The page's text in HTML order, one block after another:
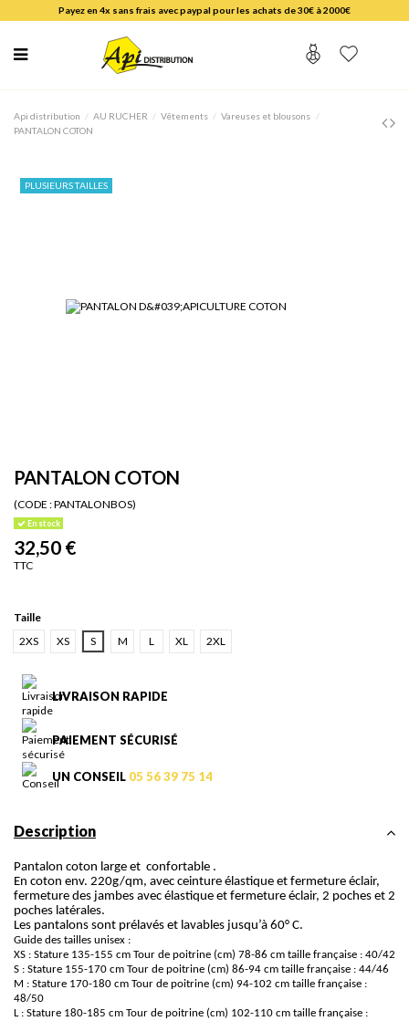
Payez en 4x sans frais avec paypal pour les achats de 30€ à 2000€
Api distribution AU RUCHER Vêtements
Vareuses et blousons
PANTALON COTON
PLUSIEURS TAILLES
PANTALON COTON
(CODE :PANTALONBOS)
En stock
32,50 €
TTC
Taille
2XS
XS S M L XL 2XL
LIVRAISON RAPIDE
PAIEMENT SÉCURISÉ
UN CONSEIL 05 56 39 75 14
Description
Pantalon coton large et confortable .
En coton env. 220g/qm, avec ceinture élastique et fermeture éclair,
fermeture des jambes avec élastique et fermeture éclair, 2 poches et 2
poches latérales.
Les pantalons sont prélavés et lavables jusqu’à 60° C.
Guide des tailles unisex :
XS : Stature 135-155 cm Tour de poitrine (cm) 78-86 cm taille française : 40/42
S : Stature 155-170 cm Tour de poitrine (cm) 86-94 cm taille française : 44/46
M : Stature 170-180 cm Tour de poitrine (cm) 94-102 cm taille française :
48/50
L : Stature 180-185 cm Tour de poitrine (cm) 102-110 cm taille française :